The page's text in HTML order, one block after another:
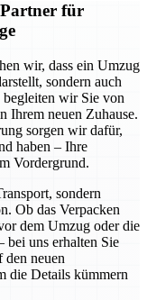
für
wir, dass ein Umzug
sondern auch
wir Sie von
Ihrem neuen Zuhause.
sorgen wir dafür,
haben – Ihre
Vordergrund.
sondern
Ob das Verpacken
dem Umzug oder die
uns erhalten Sie
den neuen
die Details kümmern